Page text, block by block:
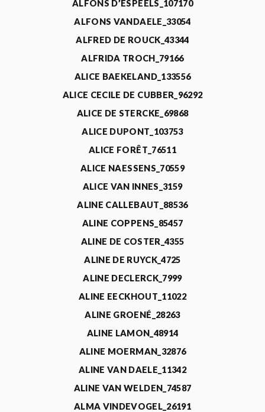
ALFONS D’ESPEELS_107170
ALFONS VANDAELE_33054
ALFRED DE ROUCK_43344
ALFRIDA TROCH_79166
ALICE BAEKELAND_133556
ALICE CECILE DE CUBBER_96292
ALICE DE STERCKE_69868
ALICE DUPONT_103753
ALICE FORÊT_76511
ALICE NAESSENS_70559
ALICE VAN INNES_3159
ALINE CALLEBAUT_88536
ALINE COPPENS_85457
ALINE DE COSTER_4355
ALINE DE RUYCK_4725
ALINE DECLERCK_7999
ALINE EECKHOUT_11022
ALINE GROENÉ_28263
ALINE LAMON_48914
ALINE MOERMAN_32876
ALINE VAN DAELE_11342
ALINE VAN WELDEN_74587
ALMA VINDEVOGEL_26191